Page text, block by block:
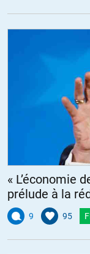
« L’économie
prélude à la
9 95